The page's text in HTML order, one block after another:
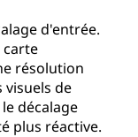
d'entrée.
carte
résolution
de
décalage
plus réactive.